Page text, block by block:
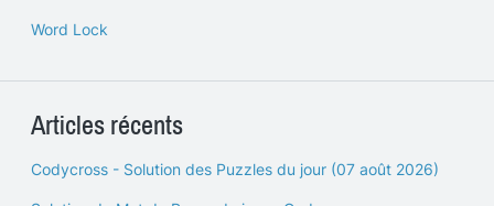
Word Lock
Articles récents
Codycross - Solution des Puzzles du jour (07 août 2026)